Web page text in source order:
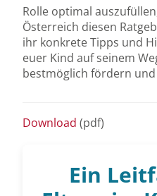
Rolle optimal
Österreich diesen
ihr konkrete Tipps und
euer Kind auf seinem
bestmöglich fördern
Download (pdf)
Ein